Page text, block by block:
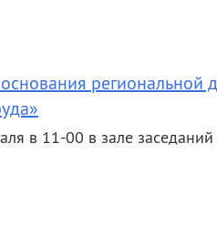
в 11-00 в зале заседаний